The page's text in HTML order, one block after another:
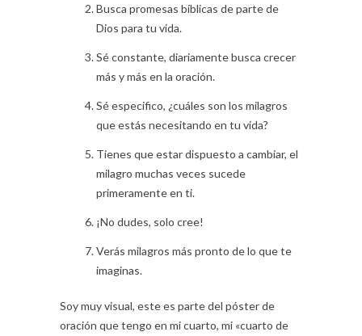
Busca promesas bíblicas de parte de
Dios para tu vida.
Sé constante, diariamente busca crecer
más y más en la oración.
Sé especifico, ¿cuáles son los milagros
que estás necesitando en tu vida?
Tienes que estar dispuesto a cambiar, el
milagro muchas veces sucede
primeramente en ti.
¡No dudes, solo cree!
Verás milagros más pronto de lo que te
imaginas.
Soy muy visual, este es parte del póster de
oración que tengo en mi cuarto, mi «cuarto de